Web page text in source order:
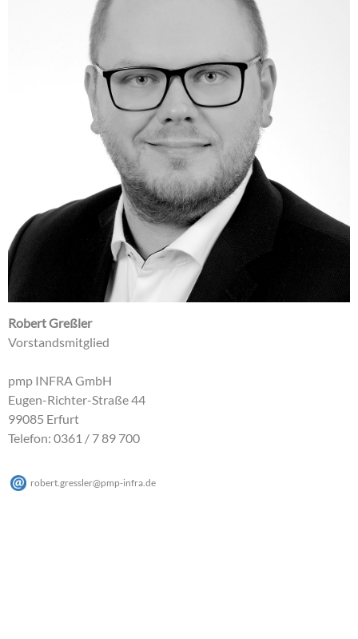
Robert Greßler
Vorstandsmitglied
pmp INFRA GmbH
Eugen-Richter-Straße 44
99085 Erfurt
Telefon: 0361 / 7 89 700
robert.gressler@pmp-infra.de